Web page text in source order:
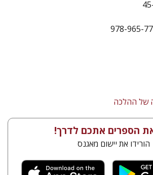
978-965-
של ההלכה
הספרים אתכם לדרך!
הורידו את יישום מאגנס